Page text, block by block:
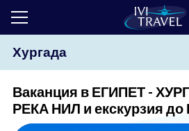
ТОП ОФЕРТИ
ЕКСКУРЗИИ
Хургада
Ваканция в ЕГИПЕТ -
РЕКА НИЛ и екскурзия